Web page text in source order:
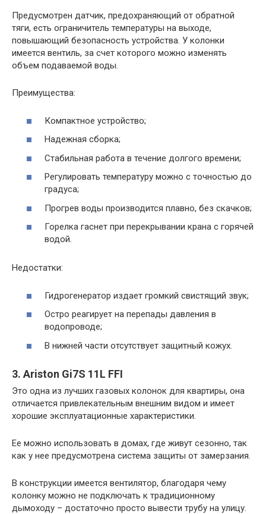
Предусмотрен датчик, предохраняющий от обратной
тяги, есть ограничитель температуры на выходе,
повышающий безопасность устройства. У колонки
имеется вентиль, за счет которого можно изменять
объем подаваемой воды.
Преимущества:
Компактное устройство;
Надежная сборка;
Стабильная работа в течение долгого времени;
Регулировать температуру можно с точностью до
градуса;
Прогрев воды производится плавно, без скачков;
Горелка гаснет при перекрывании крана с горячей
водой.
Недостатки:
Гидрогенератор издает громкий свистящий звук;
Остро реагирует на перепады давления в
водопроводе;
В нижней части отсутствует защитный кожух.
3. Ariston Gi7S 11L FFI
Это одна из лучших газовых колонок для квартиры, она
отличается привлекательным внешним видом и имеет
хорошие эксплуатационные характеристики.
Ее можно использовать в домах, где живут сезонно, так
как у нее предусмотрена система защиты от замерзания.
В конструкции имеется вентилятор, благодаря чему
колонку можно не подключать к традиционному
дымоходу – достаточно просто вывести трубу на улицу.